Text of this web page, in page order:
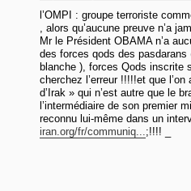
l’OMPI : groupe terroriste
, alors qu’aucune preuve n’a
Mr le Président OBAMA n’a
des forces qods des
blanche ), forces Qods inscrite
cherchez l’erreur !!!!!et que
d’Irak » qui n’est autre que le
l’intermédiaire de son premier
reconnu lui-même dans un
iran.org/fr/communiq...;!!!! _